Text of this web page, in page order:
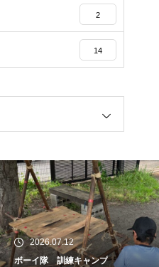
2
14
2026.07.12
ボーイ隊 訓練キャンプ